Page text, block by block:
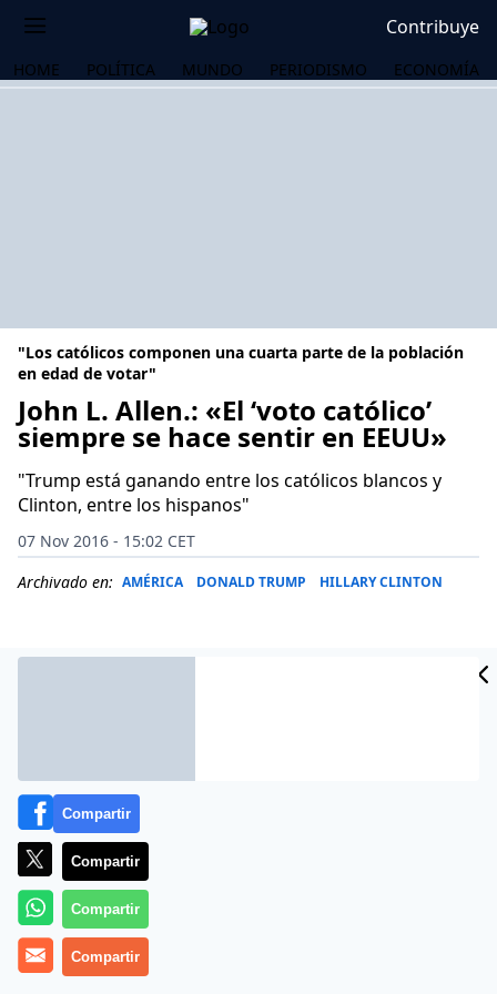
Contribuye
HOME POLÍTICA MUNDO PERIODISMO ECONOMÍA
"Los católicos componen una cuarta parte de la población
en edad de votar"
John L. Allen.: «El ‘voto católico’
siempre se hace sentir en EEUU»
"Trump está ganando entre los católicos blancos y
Clinton, entre los hispanos"
07 Nov 2016 - 15:02 CET
Archivado en: AMÉRICA DONALD TRUMP HILLARY CLINTON
(Cameron Doody
ClintonyDonald Trump
Compartir
Compartir
Compartir
Compartir